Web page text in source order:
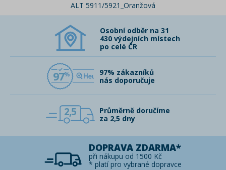
ALT 5911/5921_Oranžová
Osobní odběr na 31
430 výdejních místech
po celé ČR
97
97% zákazníků
nás doporučuje
2,5
Průměrně doručíme
za 2,5 dny
DOPRAVA ZDARMA*
při nákupu od 1500 Kč
* platí pro vybrané dopravce